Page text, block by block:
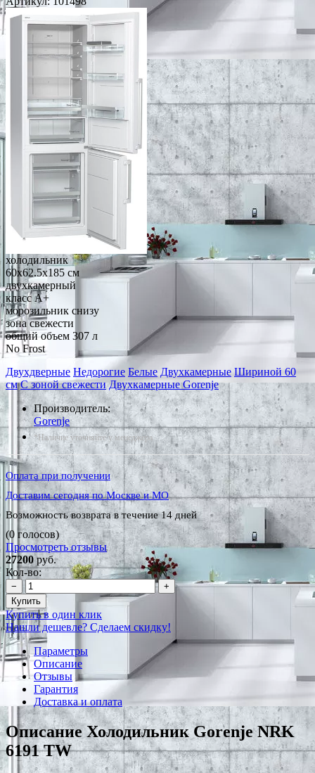
холодильник
60x62.5x185 см
двухкамерный
класс A+
морозильник снизу
зона свежести
общий объем 307 л
No Frost
Двухдверные Недорогие Белые Двухкамерные Шириной 60
см С зоной свежести Двухкамерные Gorenje
Производитель:
Gorenje
*Наличие уточняйте у менеджера
Оплата при получении
Доставим сегодня по Москве и МО
Возможность возврата в течение 14 дней
(0 голосов)
Просмотреть отзывы
27200руб.
Кол-во:
−
+
Купить
Купить в один клик
Нашли дешевле? Сделаем скидку!
Параметры
Описание
Отзывы
Гарантия
Доставка и оплата
Описание Холодильник Gorenje NRK
6191 TW